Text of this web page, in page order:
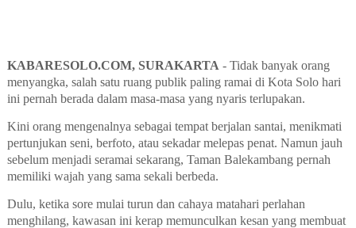
KABARESOLO.COM, SURAKARTA - Tidak banyak orang
menyangka, salah satu ruang publik paling ramai di Kota Solo hari
ini pernah berada dalam masa-masa yang nyaris terlupakan.
Kini orang mengenalnya sebagai tempat berjalan santai, menikmati
pertunjukan seni, berfoto, atau sekadar melepas penat. Namun jauh
sebelum menjadi seramai sekarang, Taman Balekambang pernah
memiliki wajah yang sama sekali berbeda.
Dulu, ketika sore mulai turun dan cahaya matahari perlahan
menghilang, kawasan ini kerap memunculkan kesan yang membuat